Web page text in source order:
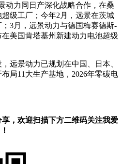
动力同日产深化战略合作，在桑
级工厂；今年2月，远景在茨城
3月，远景动力与德国梅赛德斯-
美国肯塔基州新建动力电池超级
远景动力已规划在中国、日本、
局11大生产基地，2026年零碳电
，欢迎扫描下方二维码关注我爱